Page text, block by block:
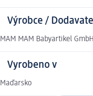
Výrobce /
MAM MAM Babyartikel
Vyrobeno v
Maďarsko